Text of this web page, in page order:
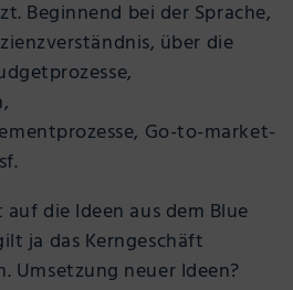
Beginnend bei der Sprache,
über die
Go-to-market-
auf die Ideen aus dem Blue
ja das Kerngeschäft
Umsetzung neuer Ideen?